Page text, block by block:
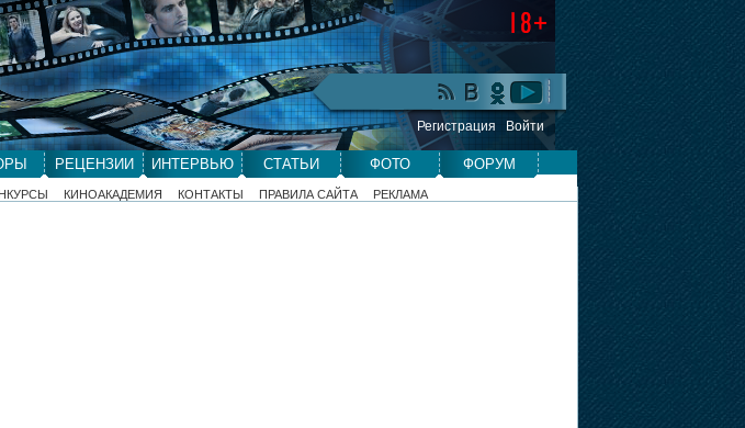
Регистрация Войти
РЕЦЕНЗИИ ИНТЕРВЬЮ СТАТЬИ ФОТО ФОРУМ
КИНОАКАДЕМИЯ КОНТАКТЫ ПРАВИЛА САЙТА РЕКЛАМА